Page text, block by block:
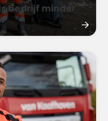
bedrijf minder